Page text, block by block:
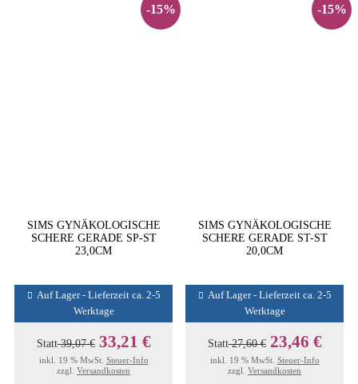
-15%
SIMS GYNÄKOLOGISCHE
SCHERE GERADE SP-ST
23,0CM
Auf Lager - Lieferzeit ca. 2-5
Werktage
Statt39,07 € 33,21 €
inkl. 19 % MwSt. Steuer-Info
zzgl. Versandkosten
-15%
SIMS GYNÄKOLOGISCHE
SCHERE GERADE ST-ST
20,0CM
Auf Lager - Lieferzeit ca. 2-5
Werktage
Statt27,60 € 23,46 €
inkl. 19 % MwSt. Steuer-Info
zzgl. Versandkosten